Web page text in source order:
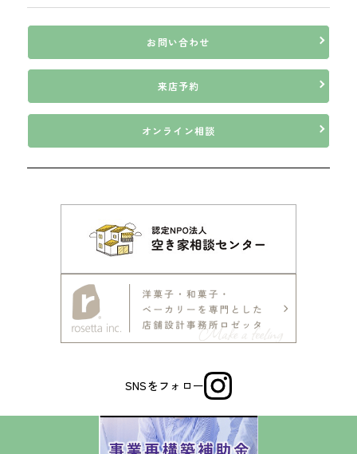
(5) その他上記(1)から(4)に附随する業務の実施
なお、当社は、サイト管理会社が提供するサービス改善に必要な範囲
で、お客様の個人データをサイト管理会社に提供します。
サイト管理会社は、そのサービスの改善・向上を目指すことに加え、メ
ールマガジンなどによる情報提供、お客様による購買の分析をして、当
方の宛先情報を除く）を利用します。
4．お客様情報の第三者への開示・提供
当社は、前項3．の利用目的に記載した場合及び以下のいずれかに該当
する場合を除き、お客さま情報を第三者へ開示又は提供いたしません。
(2) 法令に基づき開示・提供を求められた場合
(3) 人の生命、身体又は財産の保護のために必要な場合であって、お客
さまの同意を得ることが困難である場合
(4) 公衆衛生の向上又は児童の健全な育成の推進のために特に必要があ
がある場合であって、お客さまの同意を得ることにより当該事務の遂行
に支障を及ぼすおそれがある場合
5．お客様情報の開示
お問い合わせ
来店予約
オンライン相談
SNSをフォロー